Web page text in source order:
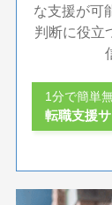
な支援が可
判断に役立
1分で簡単
転職支援